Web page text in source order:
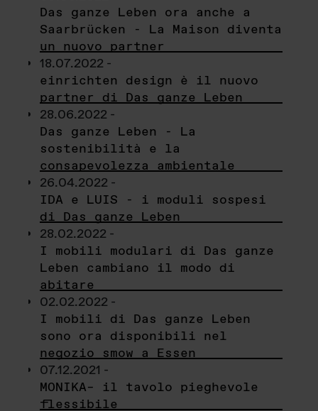
Das ganze Leben ora anche a
Saarbrücken - La Maison diventa
un nuovo partner
18.07.2022 -
einrichten design è il nuovo
partner di Das ganze Leben
28.06.2022 -
Das ganze Leben - La
sostenibilità e la
consapevolezza ambientale
26.04.2022 -
IDA e LUIS - i moduli sospesi
di Das ganze Leben
28.02.2022 -
I mobili modulari di Das ganze
Leben cambiano il modo di
abitare
02.02.2022 -
I mobili di Das ganze Leben
sono ora disponibili nel
negozio smow a Essen
07.12.2021 -
MONIKA– il tavolo pieghevole
flessibile